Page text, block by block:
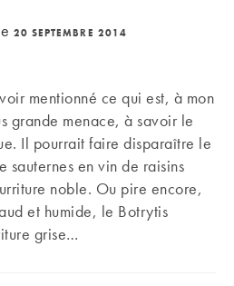
20 SEPTEMBRE 2014
mentionné ce qui est, à mon
grande menace, à savoir le
Il pourrait faire disparaître le
sauternes en vin de raisins
noble. Ou pire encore,
et humide, le Botrytis
grise…